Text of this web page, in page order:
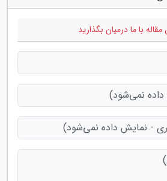
با ما درمیان بگذارید